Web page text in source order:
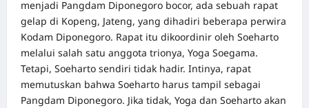
menjadi Pangdam Diponegoro bocor, ada sebuah rapat
gelap di Kopeng, Jateng, yang dihadiri beberapa perwira
Kodam Diponegoro. Rapat itu dikoordinir oleh Soeharto
melalui salah satu anggota trionya, Yoga Soegama.
Tetapi, Soeharto sendiri tidak hadir. Intinya, rapat
memutuskan bahwa Soeharto harus tampil sebagai
Pangdam Diponegoro. Jika tidak, Yoga dan Soeharto akan